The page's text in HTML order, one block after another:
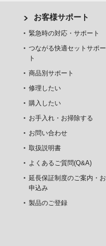
お客様サポート
緊急時の対応・サポート
つながる快適セットサポー
ト
商品別サポート
修理したい
購入したい
お手入れ・お掃除する
お問い合わせ
取扱説明書
よくあるご質問(Q&A)
延長保証制度のご案内・お
申込み
製品のご登録